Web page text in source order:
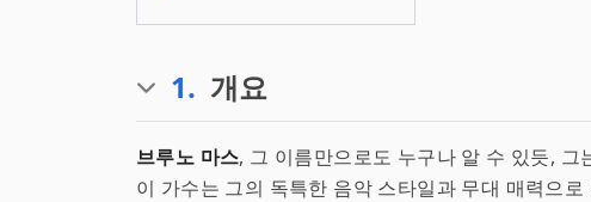
1. 개요
브루노 마스, 그 이름만으로도 누구나 알 수 있듯,
이 가수는 그의 독특한 음악 스타일과 무대 매력으